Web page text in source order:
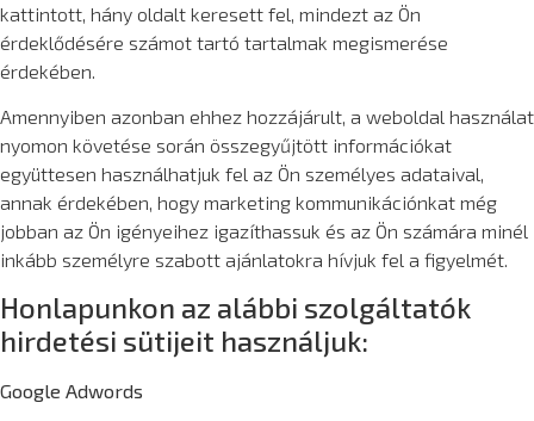
kattintott, hány oldalt keresett fel, mindezt az Ön
érdeklődésére számot tartó tartalmak megismerése
érdekében.
Amennyiben azonban ehhez hozzájárult, a weboldal használat
nyomon követése során összegyűjtött információkat
együttesen használhatjuk fel az Ön személyes adataival,
annak érdekében, hogy marketing kommunikációnkat még
jobban az Ön igényeihez igazíthassuk és az Ön számára minél
inkább személyre szabott ajánlatokra hívjuk fel a figyelmét.
Honlapunkon az alábbi szolgáltatók
hirdetési sütijeit használjuk:
Google Adwords